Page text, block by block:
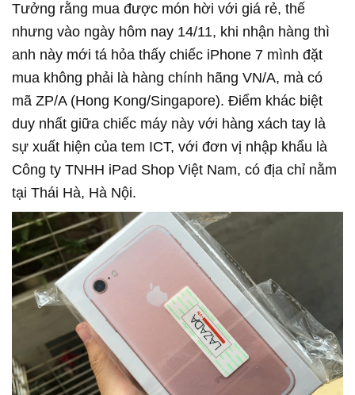
Tưởng rằng mua được món hời với giá rẻ, thế
nhưng vào ngày hôm nay 14/11, khi nhận hàng thì
anh này mới tá hỏa thấy chiếc iPhone 7 mình đặt
mua không phải là hàng chính hãng VN/A, mà có
mã ZP/A (Hong Kong/Singapore). Điểm khác biệt
duy nhất giữa chiếc máy này với hàng xách tay là
sự xuất hiện của tem ICT, với đơn vị nhập khẩu là
Công ty TNHH iPad Shop Việt Nam, có địa chỉ nằm
tại Thái Hà, Hà Nội.